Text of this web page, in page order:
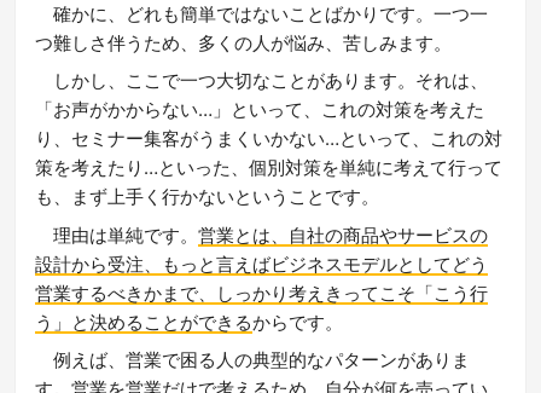
確かに、どれも簡単ではないことばかりです。一つ一
つ難しさ伴うため、多くの人が悩み、苦しみます。
しかし、ここで一つ大切なことがあります。それは、
「お声がかからない…」といって、これの対策を考えた
り、セミナー集客がうまくいかない…といって、これの対
策を考えたり…といった、個別対策を単純に考えて行って
も、まず上手く行かないということです。
理由は単純です。営業とは、自社の商品やサービスの
設計から受注、もっと言えばビジネスモデルとしてどう
営業するべきかまで、しっかり考えきってこそ「こう行
う」と決めることができるからです。
例えば、営業で困る人の典型的なパターンがありま